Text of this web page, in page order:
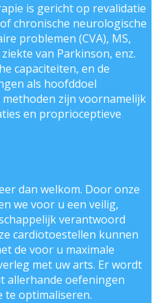
is gericht op revalidatie
chronische neurologische
problemen (CVA), MS,
van Parkinson, enz.
capaciteiten, en de
als hoofddoel
zijn voornamelijk
en proprioceptieve
dan welkom. Door onze
we voor u een veilig,
verantwoord
cardiotoestellen kunnen
de voor u maximale
met uw arts. Er wordt
allerhande oefeningen
te optimaliseren.